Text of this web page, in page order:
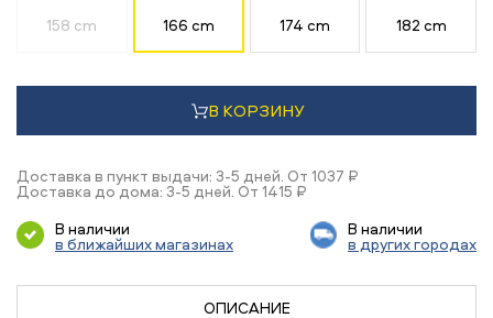
158 cm
166 cm 174 cm 182 cm
В КОРЗИНУ
Доставка в пункт выдачи: 3-5 дней. От 1037 ₽
Доставка до дома: 3-5 дней. От 1415 ₽
В наличии
в ближайших магазинах
В наличии
в других городах
ОПИСАНИЕ